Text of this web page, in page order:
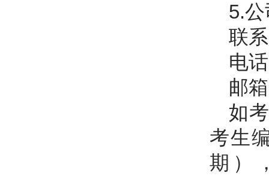
5.
联
电
邮
如
考生
期）